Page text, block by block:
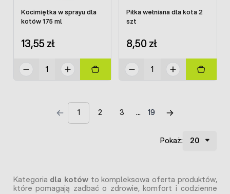
Kocimiętka w sprayu dla
kotów 175 ml
13,55 zł
Piłka wełniana dla kota 2
szt
8,50 zł
1 2 3 19
Pokaż:
Kategoria dla kotówto kompleksowa oferta produktów,
które pomagają zadbać o zdrowie, komfort i codzienne